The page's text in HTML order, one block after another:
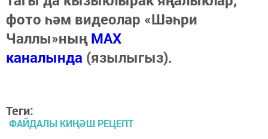
фото һәм видеолар «Шәһри
Чаллы»ныңMAX
каналында (язылыгыз).
Теги:
ФАЙДАЛЫ КИҢӘШ РЕЦЕПТ